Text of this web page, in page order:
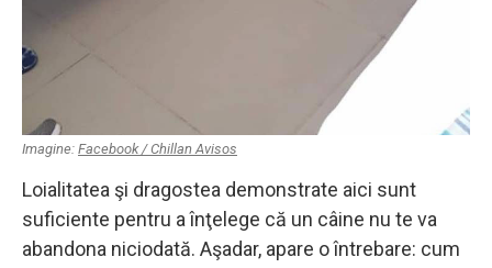
Imagine: Facebook / Chillan Avisos
Loialitatea şi dragostea demonstrate aici sunt
suficiente pentru a înţelege că un câine nu te va
abandona niciodată. Aşadar, apare o întrebare: cum